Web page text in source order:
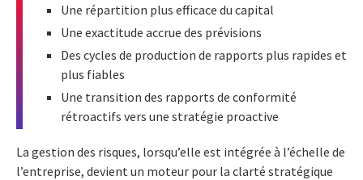
Une répartition plus efficace du capital
Une exactitude accrue des prévisions
Des cycles de production de rapports plus rapides et
plus fiables
Une transition des rapports de conformité
rétroactifs vers une stratégie proactive
La gestion des risques, lorsqu’elle est intégrée à l’échelle de
l’entreprise, devient un moteur pour la clarté stratégique